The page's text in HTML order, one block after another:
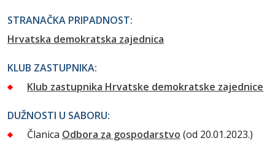
STRANAČKA PRIPADNOST:
Hrvatska demokratska zajednica
KLUB ZASTUPNIKA:
Klub zastupnika Hrvatske demokratske zajednice
DUŽNOSTI U SABORU:
Članica Odbora za gospodarstvo (od 20.01.2023.)